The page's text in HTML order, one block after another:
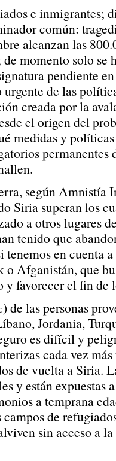
e inmigrantes;
común:
alcanzan las
momento solo se
pendiente
de las
creada por la
el origen del
medidas y
permanentes
según Amnistía
Siria superan los
a otros lugares
tenido que
tenemos en cuenta
o Afganistán, que
y favorecer el fin de
de las personas
Jordania,
es difícil y
cada vez
de vuelta a Siria.
y están expuestas
a temprana
de
sin acceso a